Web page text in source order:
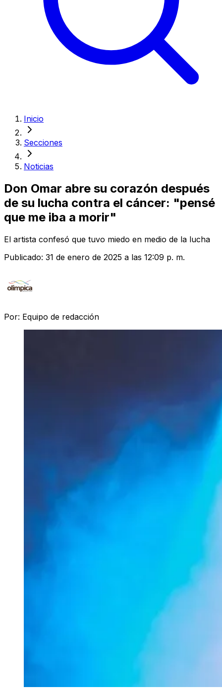
Inicio
Secciones
Noticias
Don Omar abre su corazón después
de su lucha contra el cáncer: "pensé
que me iba a morir"
El artista confesó que tuvo miedo en medio de la lucha
Publicado: 31 de enero de 2025 a las 12:09 p. m.
Por: Equipo de redacción